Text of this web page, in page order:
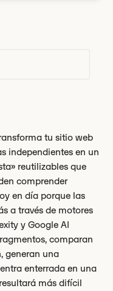
tu sitio web
independientes en un
reutilizables que
comprender
en día porque las
a través de motores
y Google AI
comparan
generan una
enterrada en una
más difícil